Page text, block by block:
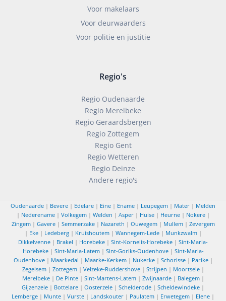
Voor makelaars
Voor deurwaarders
Voor politie en justitie
Regio's
Regio Oudenaarde
Regio Merelbeke
Regio Geraardsbergen
Regio Zottegem
Regio Gent
Regio Wetteren
Regio Deinze
Andere regio's
Oudenaarde | Bevere | Edelare | Eine | Ename | Leupegem | Mater | Melden
| Nederename| Volkegem| Welden | Asper| Huise| Heurne| Nokere|
Zingem| Gavere| Semmerzake| Nazareth | Ouwegem| Mullem| Zevergem
| Eke| Ledeberg| Kruishoutem| Wannegem-Lede| Munkzwalm|
Dikkelvenne | Brakel | Horebeke | Sint-Kornelis-Horebeke | Sint-Maria-
Horebeke| Sint-Maria-Latem| Sint-Goriks-Oudenhove| Sint-Maria-
Oudenhove| Maarkedal | Maarke-Kerkem| Nukerke| Schorisse| Parike|
Zegelsem| Zottegem| Velzeke-Ruddershove| Strijpen | Moortsele|
Merelbeke| De Pinte| Sint-Martens-Latem| Zwijnaarde| Balegem|
Gijzenzele | Bottelare | Oosterzele | Schelderode | Scheldewindeke |
Lemberge | Munte | Vurste | Landskouter | Paulatem | Erwetegem | Elene |